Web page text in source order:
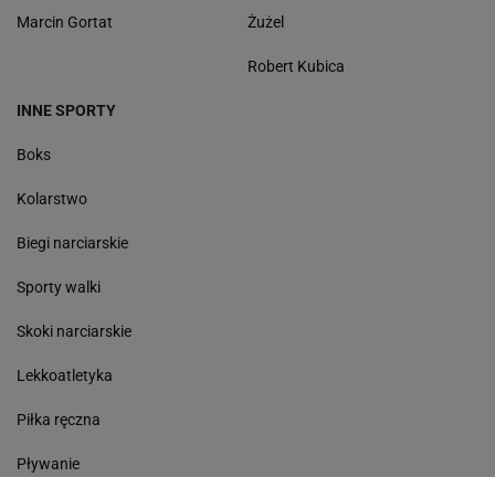
Marcin Gortat Żużel
Robert Kubica
INNE SPORTY
Boks
Kolarstwo
Biegi narciarskie
Sporty walki
Skoki narciarskie
Lekkoatletyka
Piłka ręczna
Pływanie